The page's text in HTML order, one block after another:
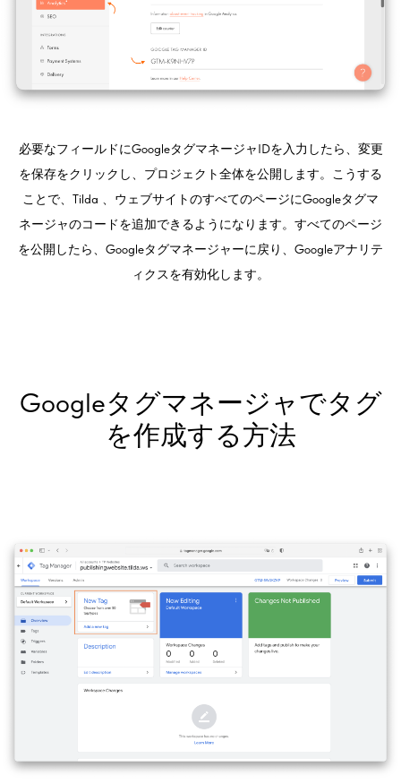
必要なフィールドにGoogleタグマネージャIDを入力したら、変更
を保存をクリックし、プロジェクト全体を公開します。こうする
ことで、Tilda 、ウェブサイトのすべてのページにGoogleタグマ
ネージャのコードを追加できるようになります。すべてのページ
を公開したら、Googleタグマネージャーに戻り、Googleアナリテ
ィクスを有効化します。
Googleタグマネージャでタグ
を作成する方法